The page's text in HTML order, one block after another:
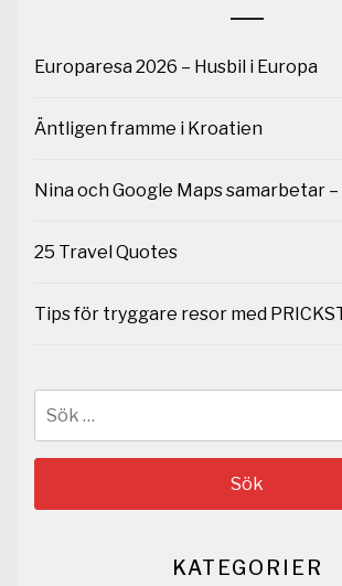
Europaresa 2026 – Husbil i Europa
Äntligen framme i Kroatien
Nina och Google Maps samarbetar –
25 Travel Quotes
Tips för tryggare resor med
KATEGORIER